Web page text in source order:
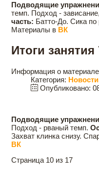
Подводящие
темп. Подход -
часть: Батто-До. Сика по
Материалы в ВК
Итоги занятия
Информация о материале
Категория: Новости
Опубликовано:
Подводящие
Подход - рваный темп.
Захват клинка снизу.
ВК
Страница 10 из 17